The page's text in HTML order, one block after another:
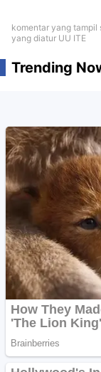
komentar yang
yang diatur UU ITE
Trending